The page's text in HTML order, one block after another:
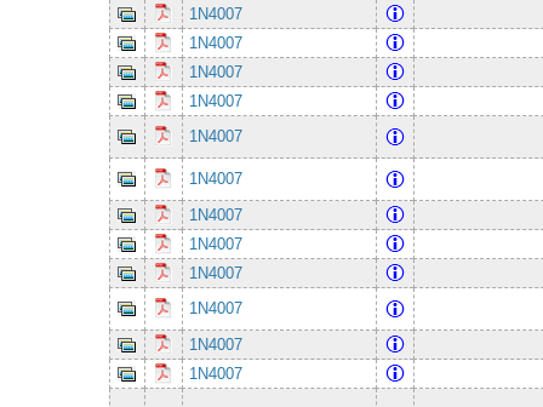
1N4007
1N4007
1N4007
1N4007
1N4007
1N4007
1N4007
1N4007
1N4007
1N4007
1N4007
1N4007